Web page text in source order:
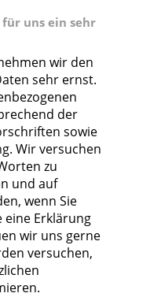
uns ein sehr
wir den
sehr ernst.
der
sowie
Wir versuchen
zu
und auf
wenn Sie
eine Erklärung
wir uns gerne
versuchen,